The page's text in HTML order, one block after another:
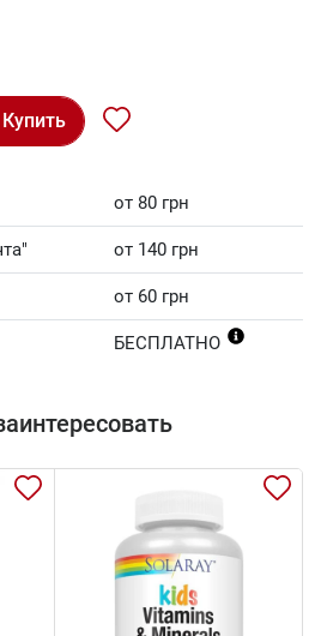
Купить
от 80 грн
от 140 грн
от 60 грн
БЕСПЛАТНО